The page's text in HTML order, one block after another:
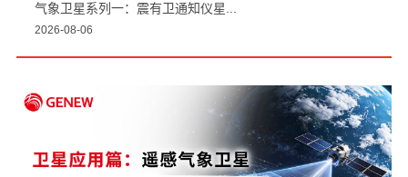
气象卫星系列一：震有卫通知仪星...
2026-08-06